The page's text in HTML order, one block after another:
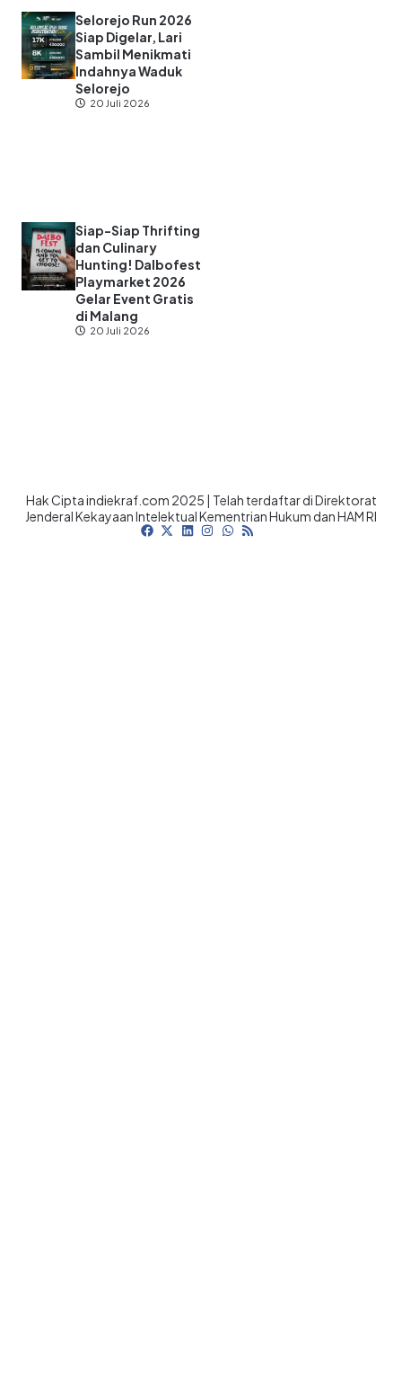
Selorejo Run 2026
Siap Digelar, Lari
Sambil Menikmati
Indahnya Waduk
Selorejo
20 Juli 2026
Siap-Siap Thrifting
dan Culinary
Hunting! Dalbofest
Playmarket 2026
Gelar Event Gratis
di Malang
20 Juli 2026
Hak Cipta indiekraf.com 2025 | Telah terdaftar di Direktorat
Jenderal Kekayaan Intelektual Kementrian Hukum dan HAM RI